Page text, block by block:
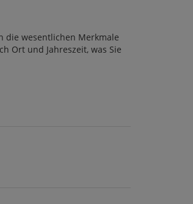
die wesentlichen Merkmale
Ort und Jahreszeit, was Sie